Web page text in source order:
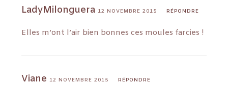
LadyMilonguera 12 NOVEMBRE 2015 RÉPONDRE
Elles m’ont l’air bien bonnes ces moules farcies !
Viane 12 NOVEMBRE 2015 RÉPONDRE